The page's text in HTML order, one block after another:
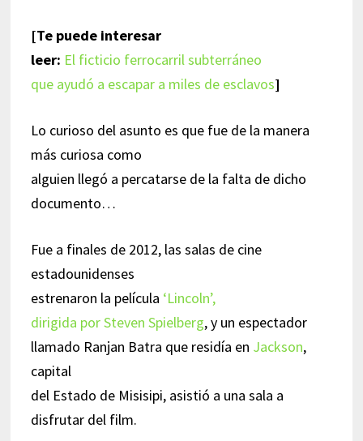
[Te puede interesar
leer: El ficticio ferrocarril subterráneo
que ayudó a escapar a miles de esclavos]
Lo curioso del asunto es que fue de la manera
más curiosa como
alguien llegó a percatarse de la falta de dicho
documento…
Fue a finales de 2012, las salas de cine
estadounidenses
estrenaron la película ‘Lincoln’,
dirigida por Steven Spielberg, y un espectador
llamado Ranjan Batra que residía en Jackson,
capital
del Estado de Misisipi, asistió a una sala a
disfrutar del film.